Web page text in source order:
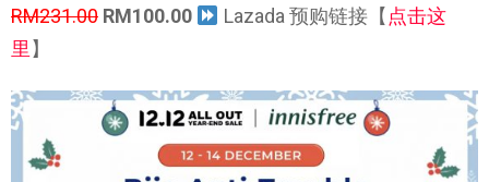
RM231.00 RM100.00 Lazada 预购链接【 点击这
里 】